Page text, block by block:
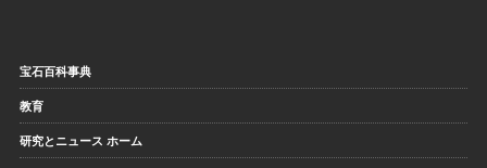
宝石百科事典
教育
研究とニュース ホーム